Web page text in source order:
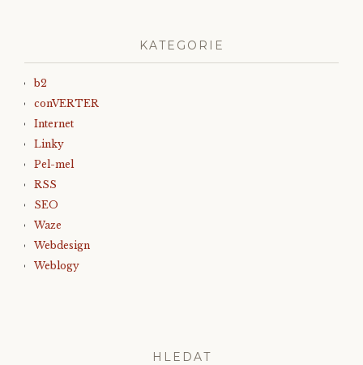
KATEGORIE
b2
conVERTER
Internet
Linky
Pel-mel
RSS
SEO
Waze
Webdesign
Weblogy
HLEDAT